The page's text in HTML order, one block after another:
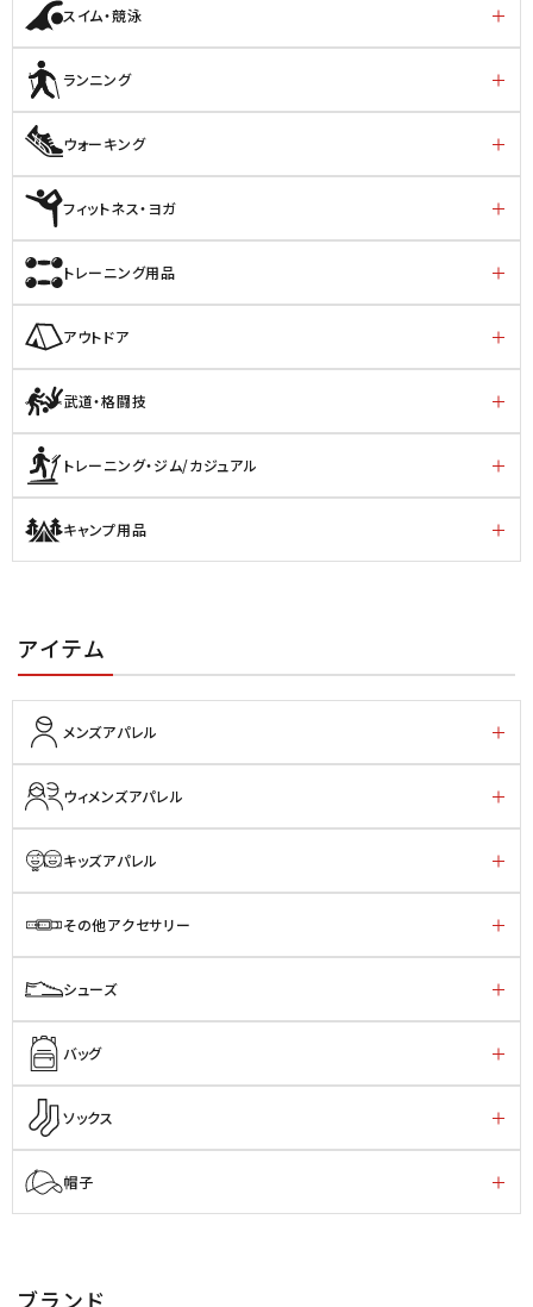
スイム・競泳
ランニング
ウォーキング
フィットネス・ヨガ
トレーニング用品
アウトドア
武道・格闘技
トレーニング・ジム/カジュアル
キャンプ用品
アイテム
メンズアパレル
ウィメンズアパレル
キッズアパレル
その他アクセサリー
シューズ
バッグ
ソックス
帽子
ブランド